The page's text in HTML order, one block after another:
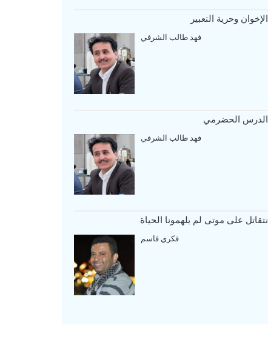
الإخوان وحرية التعبير
فهد طالب الشرفي
الدرس الحضرمي
فهد طالب الشرفي
نتقاتل على موتى لم يلهمونا الحياة
فكري قاسم